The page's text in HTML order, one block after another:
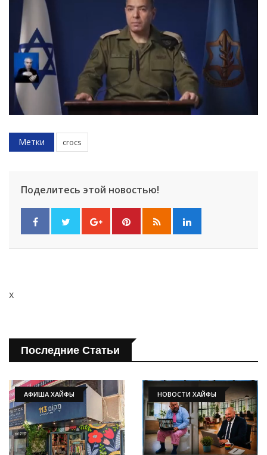
Метки crocs
Поделитесь этой новостью!
x
Последние Статьи
АФИША ХАЙФЫ НОВОСТИ ХАЙФЫ